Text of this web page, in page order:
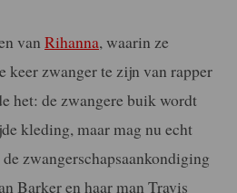
van Rihanna, waarin ze
keer zwanger te zijn van rapper
het: de zwangere buik wordt
kleding, maar mag nu echt
zwangerschapsaankondiging
Barker en haar man Travis